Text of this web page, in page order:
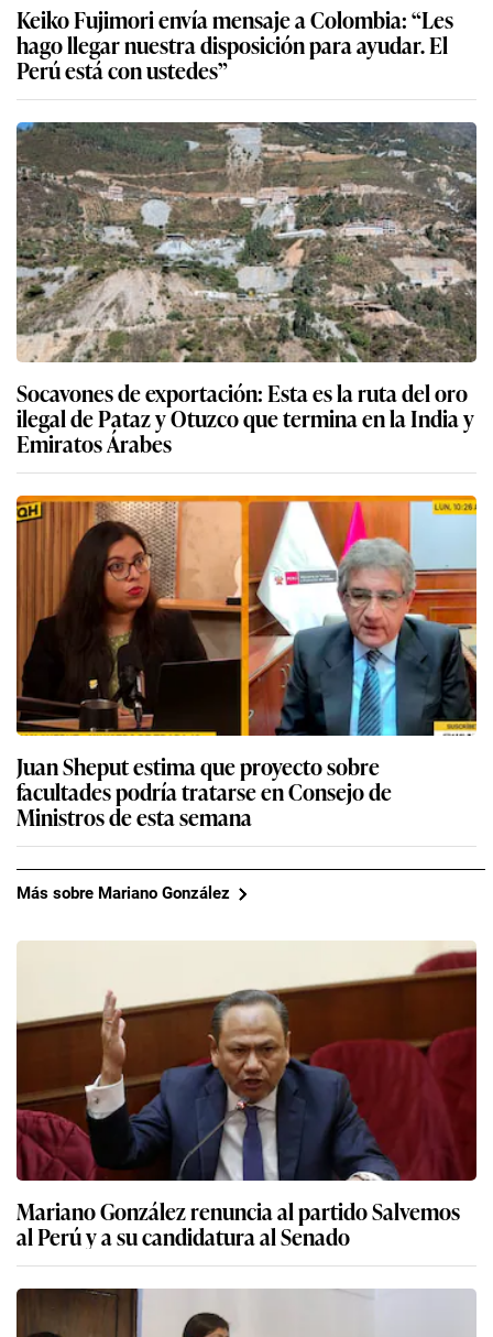
Keiko Fujimori envía mensaje a Colombia: “Les
hago llegar nuestra disposición para ayudar. El
Perú está con ustedes”
Socavones de exportación: Esta es la ruta del oro
ilegal de Pataz y Otuzco que termina en la India y
Emiratos Árabes
Juan Sheput estima que proyecto sobre
facultades podría tratarse en Consejo de
Ministros de esta semana
Más sobre Mariano González
Mariano González renuncia al partido Salvemos
al Perú y a su candidatura al Senado